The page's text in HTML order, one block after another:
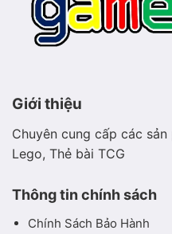
Giới thiệu
Chuyên cung cấp các
Lego, Thẻ bài TCG
Thông tin chính sách
Chính Sách Bảo Hành